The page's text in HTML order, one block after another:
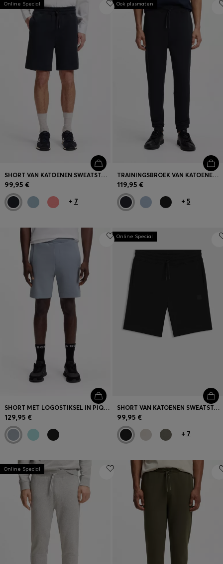
Inloggen / Registreren
Favoriet (
Artikelen)
FAQ & help en contact
Winkelzoeker
Taal (
BE €
Online Special
SHORT VAN KATOENEN SWEATSTOF MET LOGOPATCH
99,95 €
+ 7
Ook plusmaten
TRAININGSBROEK VAN KATOENEN BADSTOF MET LOGOPATCH
119,95 €
+5
SHORT MET LOGOSTIKSEL IN PIQUÉ JERSEY VAN EEN KATOENMIX
129,95 €
Online Special
SHORT VAN KATOENEN SWEATSTOF MET LOGOPATCH
99,95 €
+ 7
Online Special